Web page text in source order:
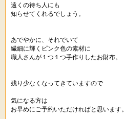
遠くの待ち人にも
知らせてくれるでしょう。
あでやかに、それでいて
繊細に輝くピンク色の素材に
職人さんが１つ１つ手作りしたお財布。
残り少なくなってきていますので
気になる方は
お早めにご予約いただければと思います。